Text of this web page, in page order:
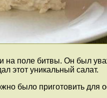
поле битвы. Он был
этот уникальный салат.
было приготовить для